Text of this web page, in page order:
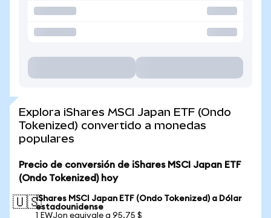
Explora iShares MSCI Japan ETF (Ondo
Tokenized) convertido a monedas
populares
Precio de conversión de iShares MSCI Japan ETF
(Ondo Tokenized) hoy
🇺🇸iShares MSCI Japan ETF (Ondo Tokenized) a Dólar
estadounidense
1 EWJon equivale a 95,75 $